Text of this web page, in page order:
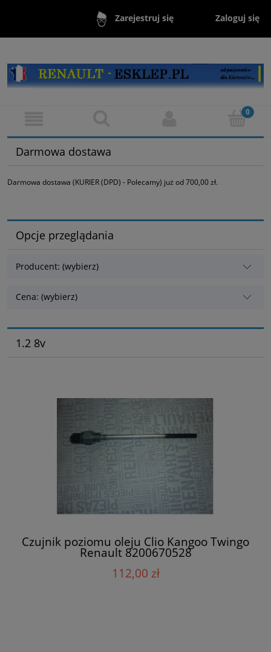
Zarejestruj się Zaloguj się
Darmowa dostawa
Darmowa dostawa (KURIER (DPD) - Polecamy) już od 700,00 zł.
Opcje przeglądania
Producent: (wybierz)
Cena: (wybierz)
1.2 8v
Czujnik poziomu oleju Clio Kangoo Twingo
Renault 8200670528
112,00 zł